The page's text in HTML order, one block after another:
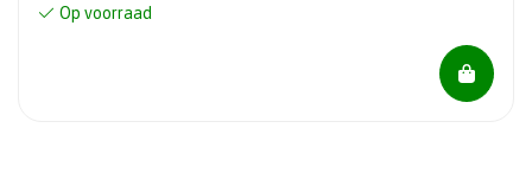
Op voorraad